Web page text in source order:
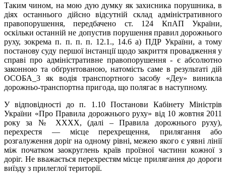
Таким чином, на мою дую думку як захисника порушника, в
діях останнього дійсно відсутній склад адміністративного
правопорушення, передбачено ст. 124 КпАП України,
оскільки останній не допустив порушення правил дорожнього
руху, зокрема п. п. п. п. 12.1., 14.6 а) ПДР України, а тому
постанову суду першої інстанції щодо закриття провадження у
справі про адміністративне правопорушення - є абсолютно
законною та обґрунтованою, натомість саме в результаті дій
ОСОБА_3 як водія транспортного засобу «Деу» виникла
дорожньо-транспортна пригода, що полягає в наступному.
У відповідності до п. 1.10 Постанови Кабінету Міністрів
України «Про Правила дорожнього руху» від 10 жовтня 2011
року за № XXXX, (далі – Правила дорожнього руху),
перехрестя — місце перехрещення, прилягання або
розгалуження доріг на одному рівні, межею якого є уявні лінії
між початком заокруглень країв проїзної частини кожної з
доріг. Не вважається перехрестям місце прилягання до дороги
виїзду з прилеглої території.